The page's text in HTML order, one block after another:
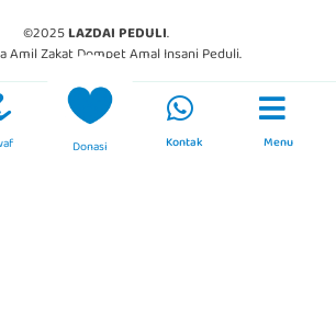
©2025LAZDAI PEDULI.
Amil Zakat Dompet Amal Insani Peduli.
Donasi Kontak Menu